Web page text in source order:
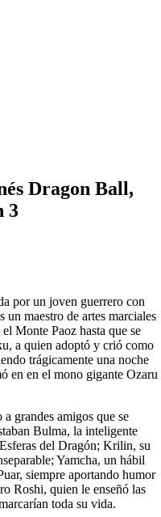
Dragon Ball,
3
por un joven guerrero con
maestro de artes marciales
Monte Paoz hasta que se
a quien adoptó y crió como
trágicamente una noche
en en el mono gigante Ozaru
grandes amigos que se
Bulma, la inteligente
del Dragón; Krilin, su
Yamcha, un hábil
siempre aportando humor
Roshi, quien le enseñó las
toda su vida.